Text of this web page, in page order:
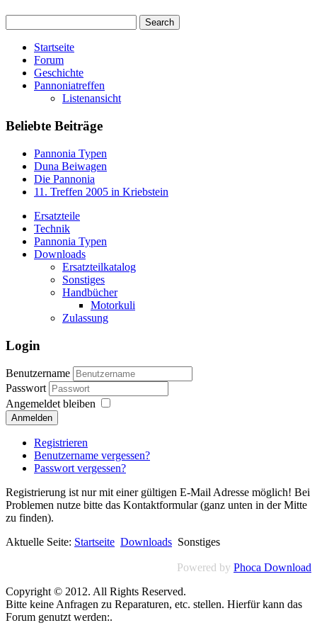
Startseite
Forum
Geschichte
Pannoniatreffen
Listenansicht
Beliebte Beiträge
Pannonia Typen
Duna Beiwagen
Die Pannonia
11. Treffen 2005 in Kriebstein
Ersatzteile
Technik
Pannonia Typen
Downloads
Ersatzteilkatalog
Sonstiges
Handbücher
Motorkuli
Zulassung
Login
Benutzername
Passwort
Angemeldet bleiben
Anmelden
Registrieren
Benutzername vergessen?
Passwort vergessen?
Registrierung ist nur mit einer gültigen E-Mail Adresse möglich! Bei
Problemen nutze bitte das Kontaktformular (ganz unten in der Mitte
zu finden).
Aktuelle Seite: Startseite Downloads Sonstiges
Powered by Phoca Download
Copyright © 2012. All Rights Reserved.
Bitte keine Anfragen zu Reparaturen, etc. stellen. Hierfür kann das
Forum genutzt werden:.